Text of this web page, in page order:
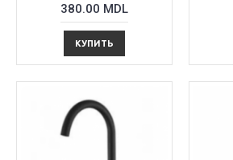
380.00 MDL
КУПИТЬ